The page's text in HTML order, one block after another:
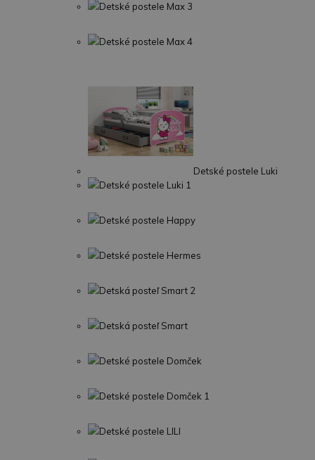
Detské postele Max 3
Detské postele Max 4
Detské postele Luki
Detské postele Luki 1
Detské postele Happy
Detské postele Hermes
Detská posteľ Smart 2
Detská posteľ Smart
Detské postele Domček
Detské postele Domček 1
Detské postele LILI